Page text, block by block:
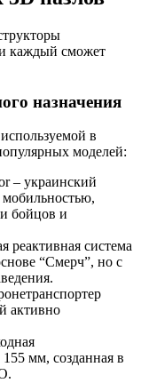
каждый сможет
назначения
в
моделей:
– украинский
бойцов и
реактивная система
“Смерч”, но с
активно
155 мм, созданная в